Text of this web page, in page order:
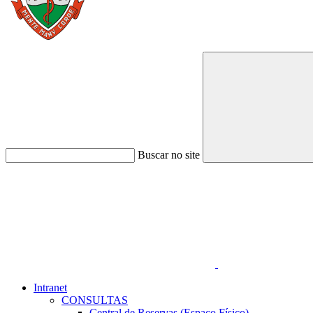
Buscar no site
Intranet
CONSULTAS